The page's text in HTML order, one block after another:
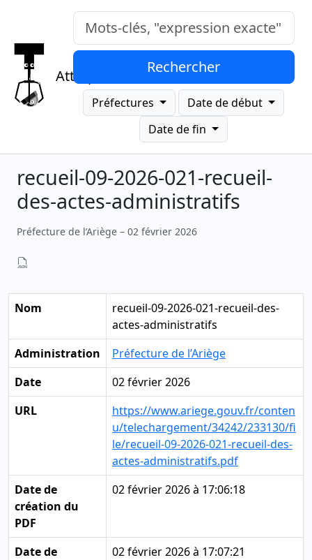
Attrap
Mots-clés, "expression exacte"
Rechercher
Préfectures
Date de début
Date de fin
recueil-09-2026-021-recueil-
des-actes-administratifs
Préfecture de l’Ariège – 02 février 2026
Nom
recueil-09-2026-021-recueil-des-
actes-administratifs
Administration
Préfecture de l’Ariège
Date
02 février 2026
URL
https://www.ariege.gouv.fr/conten
u/telechargement/34242/233130/fi
le/recueil-09-2026-021-recueil-des-
actes-administratifs.pdf
Date de
création du
PDF
02 février 2026 à 17:06:18
Date de
02 février 2026 à 17:07:21